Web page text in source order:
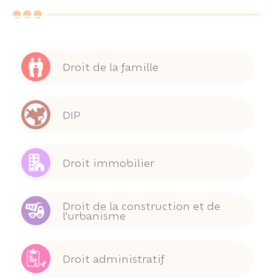
Droit de la famille
DIP
Droit immobilier
Droit de la construction et de
l'urbanisme
Droit administratif